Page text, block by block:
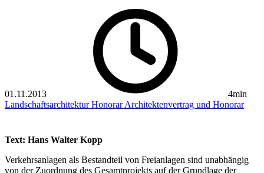
01.11.2013
4min
LandschaftsarchitekturHonorarArchitektenvertrag und Honorar
Text: Hans Walter Kopp
Verkehrsanlagen als Bestandteil von Freianlagen sind unabhängig
von der Zuordnung des Gesamtprojekts auf der Grundlage der